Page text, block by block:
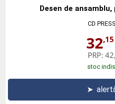
Desen de
CD PRESS
32,15
PRP:
stoc
➤